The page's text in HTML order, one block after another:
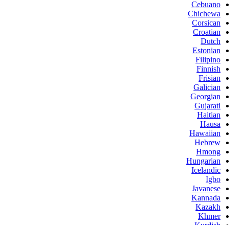
Cebuano
Chichewa
Corsican
Croatian
Dutch
Estonian
Filipino
Finnish
Frisian
Galician
Georgian
Gujarati
Haitian
Hausa
Hawaiian
Hebrew
Hmong
Hungarian
Icelandic
Igbo
Javanese
Kannada
Kazakh
Khmer